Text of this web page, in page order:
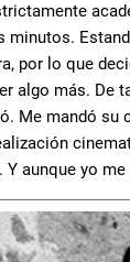
por lo que
algo más. De
Me mandó
aunque yo